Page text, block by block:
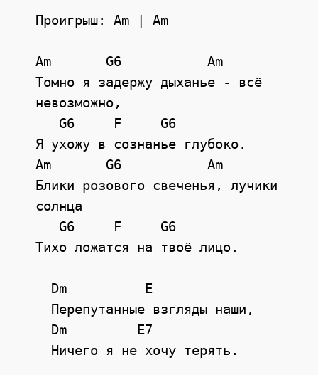
Проигрыш: Am | Am
Am       G6           Am
Томно я задержу дыханье - всё
невозможно,
Я ухожу в сознанье глубоко.
Am       G6           Am
Блики розового свеченья, лучики
солнца
Тихо ложатся на твоё лицо.